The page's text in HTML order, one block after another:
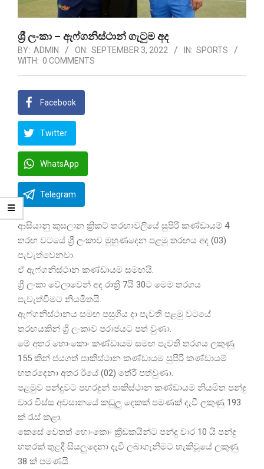
ශ්‍රී ලංකා – ඇෆ්ගනිස්ථාන් ගැටුම අද
BY: ADMIN ON: SEPTEMBER 3, 2022 IN: SPORTS
WITH: 0 COMMENTS
Facebook
Twitter
WhatsApp
Telegram
ආසියානු කුසලාන ක්‍රිකට් තරඟාවලියේ සුපිරි කණ්ඩායම් 4
තරඟ වටයේ ශ්‍රී ලංකාව මුහුණදෙන පළමු තරඟය අද (03)
පැවැත්වෙනවා.
ඒ ඇෆ්ගනිස්ථාන කණ්ඩායම සමඟයි.
ශ්‍රී ලංකා වේලාවෙන් අද රාත්‍රී 7යි 30ට මෙම තරගය
පැවැත්වීමට නියමිතයි.
ඇෆ්ගනිස්ථානය සමඟ පසුගිය දා පැවති පළමු වටයේ
තරඟයකින් ශ්‍රී ලංකාව පරාජයට පත් වුණා.
මේ අතර හොංකොං කණ්ඩායම සමඟ පැවති තරගය ලකුණු
155 කින් ජයගත් පාකිස්ථාන කණ්ඩායම සුපිරි කණ්ඩායම්
හතරදෙනා අතර ඊයේ (02) තේරී පත්වුණා.
පළමුව පන්දුවට පහරදුන් පාකිස්ථාන කණ්ඩායම නියමිත පන්දු
වාර විස්ස අවසානයේ කඩුලු දෙකක් පමණක් දැවී ලකුණු 193
ක් රැස් කළා.
කෙසේ වෙතත් හොංකොං ක්‍රීඩකයින්ට පන්දු වාර 10 යි පන්දු
හතරක් තුළදී සියලුදෙනා දැවී ලබාගැනීමට හැකිවූයේ ලකුණු
38 ක් පමණයි.